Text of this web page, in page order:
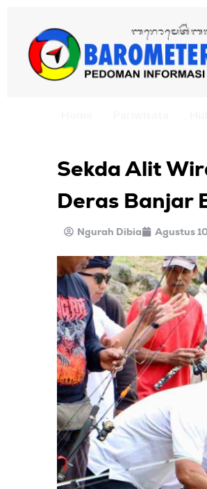
Sekda Alit
Deras Banjar
Ngurah Dibia Agustus